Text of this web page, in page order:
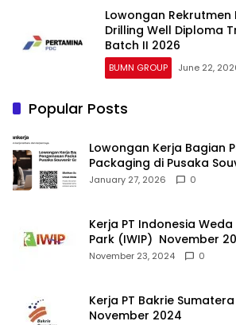
Lowongan
Drilling Well Diploma
Batch II 2026
BUMN GROUP June 22,
Popular Posts
Lowongan Kerja Bagian
Packaging di Pusaka
January 27, 2026 0
Kerja PT Indonesia
Park (IWIP) November
November 23, 2024 0
Kerja PT Bakrie
November 2024